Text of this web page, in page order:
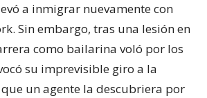
a inmigrar nuevamente con
Sin embargo, tras una lesión en
como bailarina voló por los
su imprevisible giro a la
un agente la descubriera por